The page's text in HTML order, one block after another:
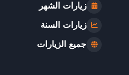
زيارات الشهر
زيارات السنة
جميع الزيارات